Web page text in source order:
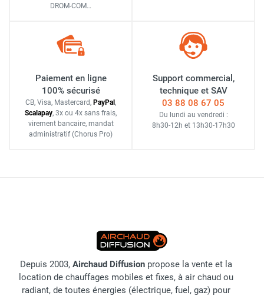
DROM-COM…
Paiement en ligne
100% sécurisé
CB, Visa, Mastercard, PayPal ,
Scalapay, 3x ou 4x sans frais,
virement bancaire, mandat
administratif (Chorus Pro)
Support commercial,
technique et SAV
03 88 08 67 05
Du lundi au vendredi :
8h30-12h et 13h30-17h30
Depuis 2003, Airchaud Diffusion propose la vente et la
location de chauffages mobiles et fixes, à air chaud ou
radiant, de toutes énergies (électrique, fuel, gaz) pour